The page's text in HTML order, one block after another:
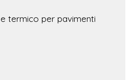
termico per pavimenti